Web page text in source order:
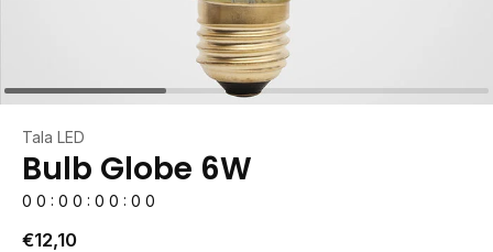
Tala LED
Bulb Globe 6W
0 0 : 0 0 : 0 0 : 0 0
€12,10